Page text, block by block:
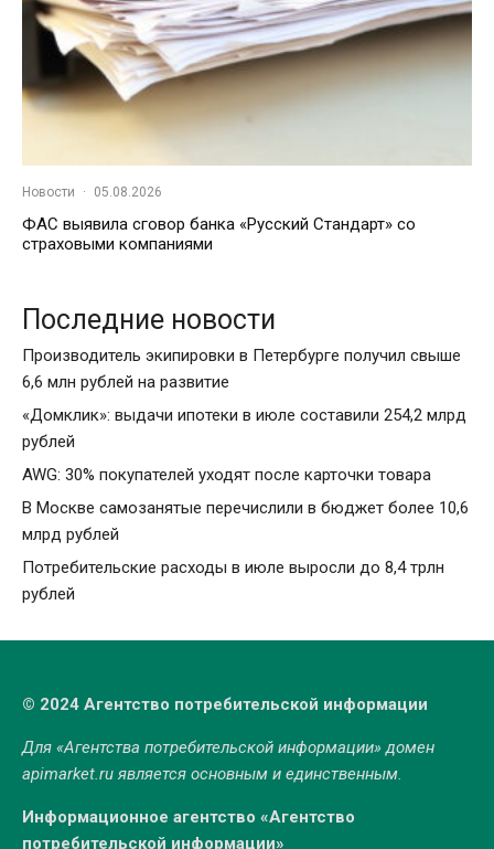
Новости · 05.08.2026
ФАС выявила сговор банка «Русский Стандарт» со
страховыми компаниями
Последние новости
Производитель экипировки в Петербурге получил свыше
6,6 млн рублей на развитие
«Домклик»: выдачи ипотеки в июле составили 254,2 млрд
рублей
AWG: 30% покупателей уходят после карточки товара
В Москве самозанятые перечислили в бюджет более 10,6
млрд рублей
Потребительские расходы в июле выросли до 8,4 трлн
рублей
© 2024 Агентство потребительской информации
Для «Агентства потребительской информации» домен
apimarket.ruявляется основным и единственным.
Информационное агентство «Агентство
потребительской информации»